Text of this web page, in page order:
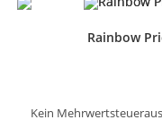
Rainbow
Kein